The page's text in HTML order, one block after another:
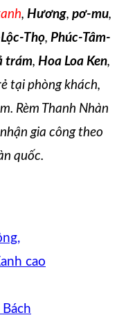
, Hương, pơ-mu,
Thọ, Phúc-Tâm-
trám, Hoa Loa Ken,
tại phòng khách,
Rèm Thanh Nhàn
gia công theo
quốc.
cao